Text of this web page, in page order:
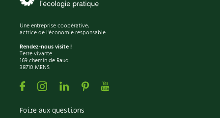
Soins et cosmétiques au naturel
Société et alternatives
Vivre l’écologie
Protéger la nature
Une entreprise coopérative,
actrice de l'économie responsable.
Rendez-nous visite !
Terre vivante
169 chemin de Raud
38710 MENS
FacebookInstagramLinkedin
PinterestYoutube
Foire aux questions